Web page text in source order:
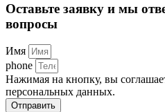
Оставьте заявку и мы
вопросы
Имя
phone
Нажимая на кнопку, вы
персональных данных.
Отправить